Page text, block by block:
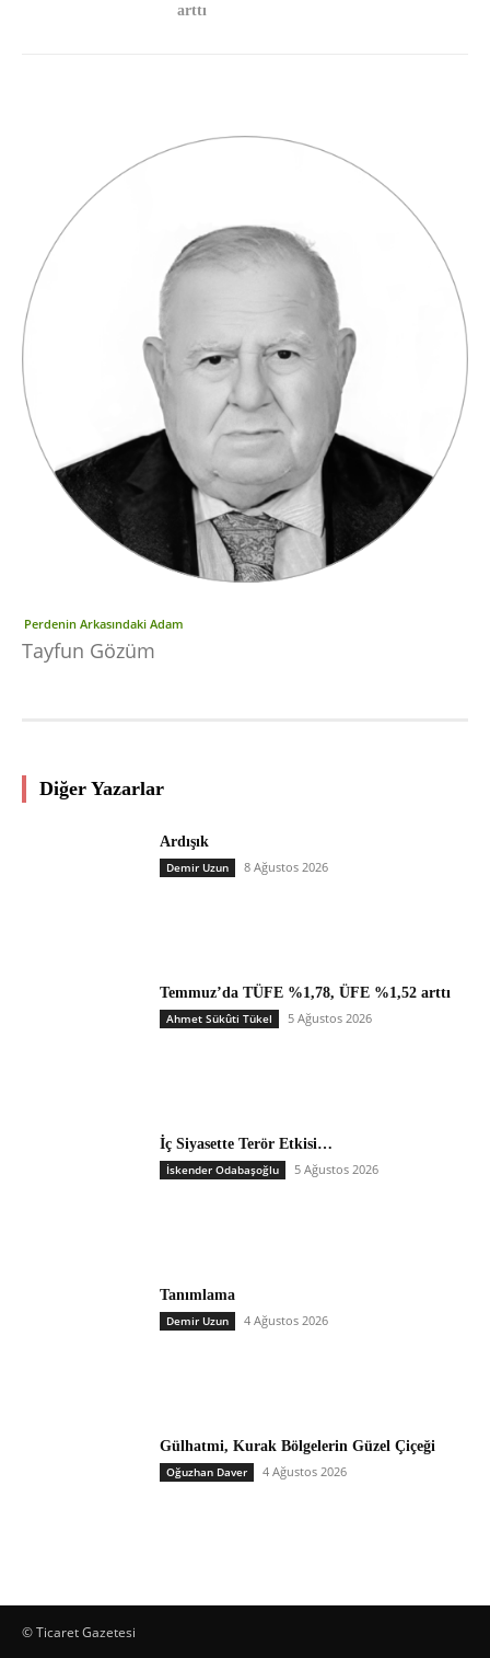
arttı
Perdenin Arkasındaki Adam
Tayfun Gözüm
Diğer Yazarlar
Ardışık
Demir Uzun 8 Ağustos 2026
Temmuz’da TÜFE %1,78, ÜFE %1,52 arttı
Ahmet Sükûti Tükel 5 Ağustos 2026
İç Siyasette Terör Etkisi…
İskender Odabaşoğlu 5 Ağustos 2026
Tanımlama
Demir Uzun 4 Ağustos 2026
Gülhatmi, Kurak Bölgelerin Güzel Çiçeği
Oğuzhan Daver 4 Ağustos 2026
© Ticaret Gazetesi